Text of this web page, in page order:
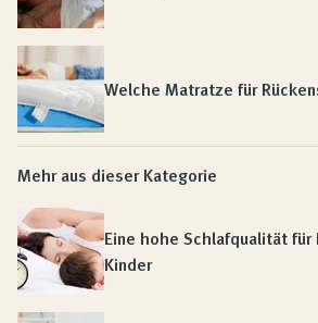
Welche Matratze für
Mehr aus dieser Kategorie
Eine hohe Schlafqualität für
Kinder